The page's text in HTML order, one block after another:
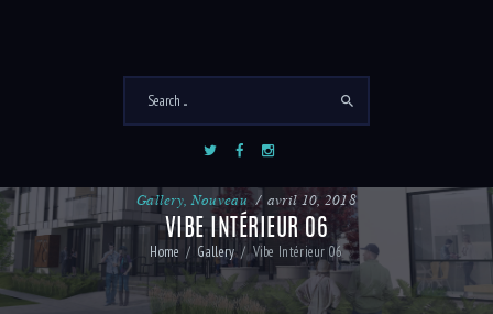
Gallery,Nouveau avril 10, 2018
VIBE INTÉRIEUR 06
Home Gallery Vibe Intérieur 06